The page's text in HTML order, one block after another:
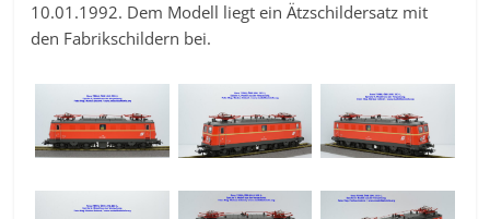
10.01.1992. Dem Modell liegt ein Ätzschildersatz mit
den Fabrikschildern bei.